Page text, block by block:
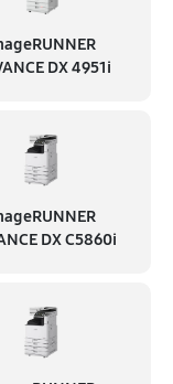
DX 4951i
DX C5860i